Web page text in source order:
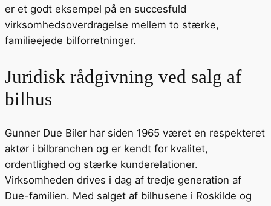
er et godt eksempel på en succesfuld
virksomhedsoverdragelse mellem to stærke,
familieejede bilforretninger.
Juridisk rådgivning ved salg af
bilhus
Gunner Due Biler har siden 1965 været en respekteret
aktør i bilbranchen og er kendt for kvalitet,
ordentlighed og stærke kunderelationer.
Virksomheden drives i dag af tredje generation af
Due-familien. Med salget af bilhusene i Roskilde og